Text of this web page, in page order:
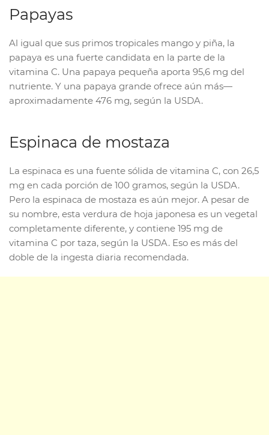
Papayas
Al igual que sus primos tropicales mango y piña, la
papaya es una fuerte candidata en la parte de la
vitamina C. Una papaya pequeña aporta 95,6 mg del
nutriente. Y una papaya grande ofrece aún más—
aproximadamente 476 mg, según la USDA.
Espinaca de mostaza
La espinaca es una fuente sólida de vitamina C, con 26,5
mg en cada porción de 100 gramos, según la USDA.
Pero la espinaca de mostaza es aún mejor. A pesar de
su nombre, esta verdura de hoja japonesa es un vegetal
completamente diferente, y contiene 195 mg de
vitamina C por taza, según la USDA. Eso es más del
doble de la ingesta diaria recomendada.